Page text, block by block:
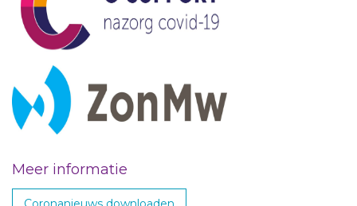
Meer informatie